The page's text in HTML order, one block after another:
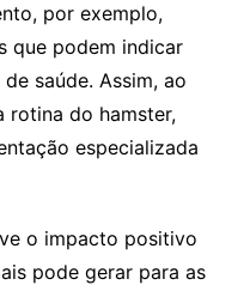
por exemplo,
que podem indicar
saúde. Assim, ao
rotina do hamster,
especializada
o impacto positivo
pode gerar para as